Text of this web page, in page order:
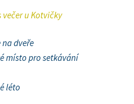
večer u Kotvičky
dveře
místo pro setkávání
léto